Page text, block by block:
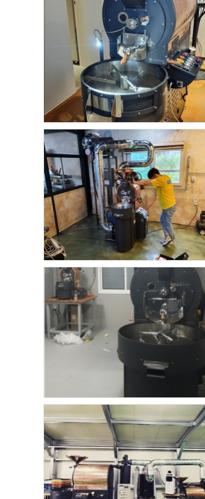
오즈터크베이
오즈터크베이60kg(파주 해00)
오즈터크베이
안양 오즈터크베이 3kg 설치
안양 오즈터크베이 3kg 설치
오즈터크베이
OKS-3
오즈터크베이
부산 OKS-15 /OKS-1.5